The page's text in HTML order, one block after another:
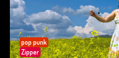
pop punk
Zipper